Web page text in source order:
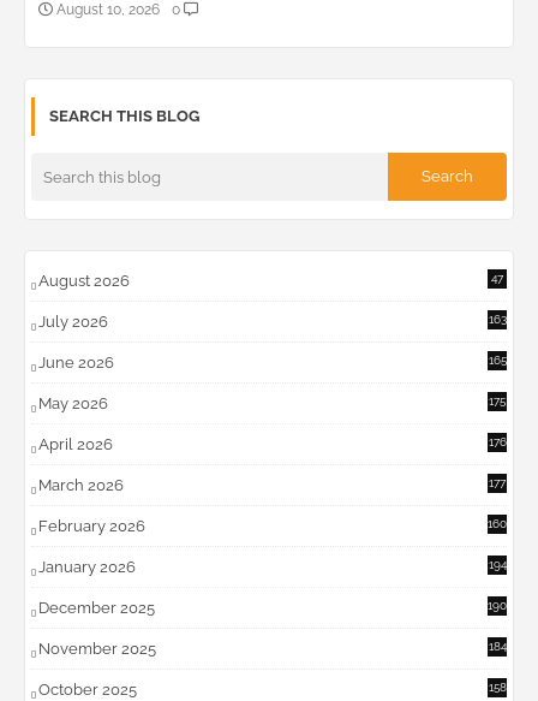
August 10, 2026 0
SEARCH THIS BLOG
August 2026 47
July 2026 163
June 2026 165
May 2026 175
April 2026 176
March 2026 177
February 2026 160
January 2026 194
December 2025 190
November 2025 184
October 2025 158